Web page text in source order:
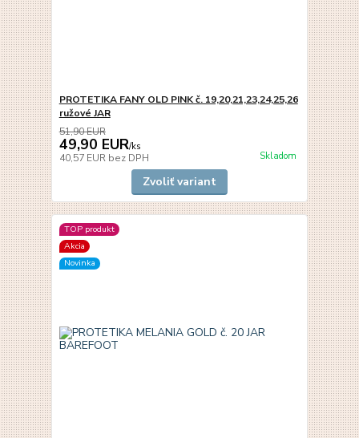
PROTETIKA FANY OLD PINK č. 19,20,21,23,24,25,26
ružové JAR
51,90 EUR
49,90 EUR/ks
40,57 EUR bez DPH Skladom
Zvoliť variant
TOP produkt
Akcia
Novinka